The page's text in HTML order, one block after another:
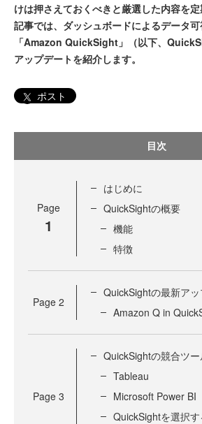
けは押さえておくべきと厳選した内容を
記事では、ダッシュボードによるデータ
「Amazon QuickSight」（以下、
アップデートを紹介します。
ポスト
目次
Page
1
はじめに
QuickSightの概要
機能
特徴
Page 2
QuickSightの最新アッ
Amazon Q in
Page 3
QuickSightの競合ツ
Tableau
Microsoft Power BI
QuickSightを選択す